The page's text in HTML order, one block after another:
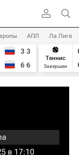
АПЛ Ла Лига
3 3
6 6
Теннис
Завершен
в 17:10